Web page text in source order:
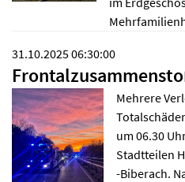
31.10.2025 06:30:00
Mehrere
um 06.30
Stadtteilen
-Biberach.